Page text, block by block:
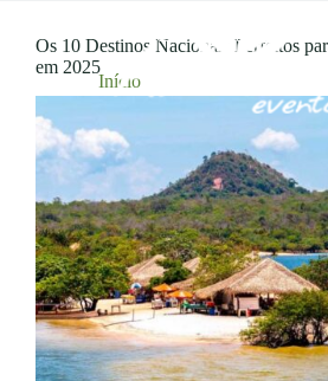
conteúdo
assessoria para casamentos
Início
Os 10 Destinos Nacionais Perfeitos
em 2025